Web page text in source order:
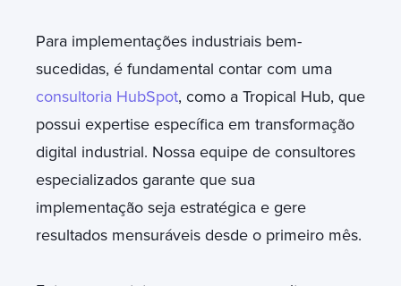
Para implementações industriais bem-
sucedidas, é fundamental contar com uma
consultoria HubSpot, como a Tropical Hub, que
possui expertise específica em transformação
digital industrial. Nossa equipe de consultores
especializados garante que sua
implementação seja estratégica e gere
resultados mensuráveis desde o primeiro mês.